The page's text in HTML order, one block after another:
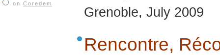
on Coredem
Grenoble, July 2009
Rencontre,